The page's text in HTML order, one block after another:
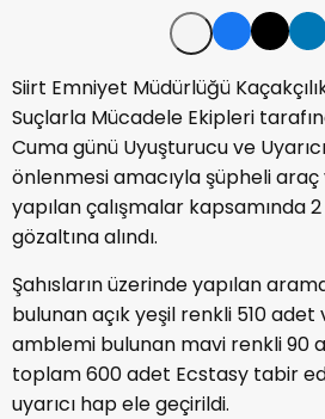
Siirt Emniyet Müdürlüğü
Suçlarla Mücadele Ekipleri
Cuma günü Uyuşturucu ve
önlenmesi amacıyla şüpheli araç
yapılan çalışmalar kapsamında
gözaltına alındı.
Şahısların üzerinde yapılan
bulunan açık yeşil renkli 510
amblemi bulunan mavi renkli 90
toplam 600 adet Ecstasy tabir
uyarıcı hap ele geçirildi.